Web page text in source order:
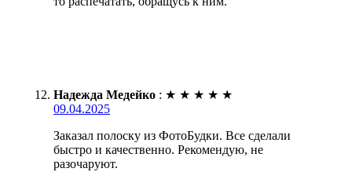
Надежда Медейко : ★ ★ ★ ★ ★
09.04.2025
Заказал полоску из ФотоБудки. Все сделали
быстро и качественно. Рекомендую, не
разочаруют.